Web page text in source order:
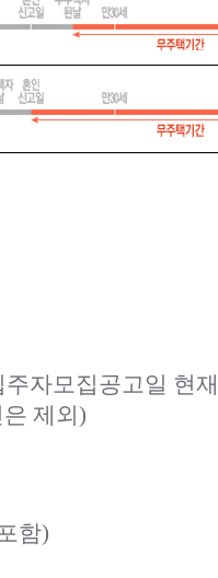
자모집공고일 현
제외)
함)